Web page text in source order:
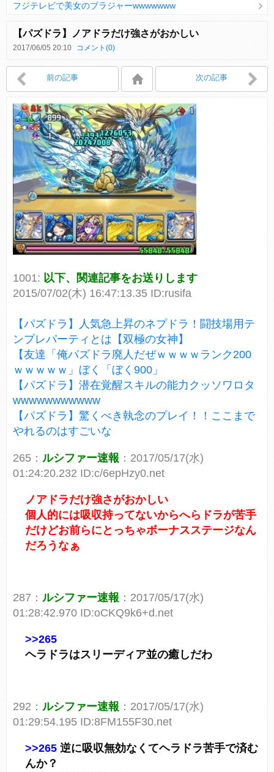
Powered by livedoor 相互RSS
フジテレビで美女のブラジャーwwwwwww
Powered by livedoor 相互RSS
【パズドラ】ノアドラだけ強さがおかしい
2017/06/05 20:10 コメント(0)
前の記事 次の記事
1001: 以下、関連記事をお送りします
2015/07/02(木) 16:47:13.35 ID:rusifa
【パズドラ】人気急上昇のネプドラ！闘技場用テ
ンプレパーティとは【双極の女神】
【友達「俺パズドラ廃人だぜｗｗｗｗランク200
ｗｗｗｗｗ」ぼく「ぼく900」
【パズドラ】潜在覚醒スキルの能力クッソワロタ
wwwwwwwwwww
【パズドラ】驚くべき執念のプレイ！！ここまで
やれるのはすごいな
265： ルシファー速報 ：2017/05/17(水)
01:24:20.232 ID:c/6epHzy0.net
ノアドラだけ強さがおかしい
個人的には吸収持ってないからへらドラが苦手
だけどお前らにとっちゃボーナスステージなん
だろうなぁ
287： ルシファー速報 ：2017/05/17(水)
01:28:42.970 ID:oCKQ9k6+d.net
>>265
ヘラドラはスリーディア並の癒しだわ
292： ルシファー速報 ：2017/05/17(水)
01:29:54.195 ID:8FM155F30.net
>>265 逆に吸収無効なくてヘラドラ苦手で済む
んか？